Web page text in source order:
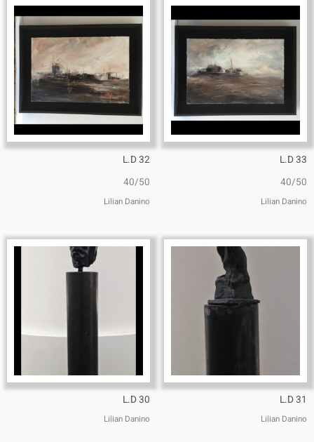
L.D 33
40/50
Lilian Danino
L.D 32
40/50
Lilian Danino
L.D 31
Lilian Danino
L.D 30
Lilian Danino